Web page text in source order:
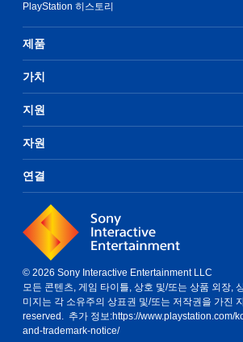
PlayStation 히스토리
제품
가치
지원
자원
연결
© 2026 Sony Interactive Entertainment LLC
모든 콘텐츠, 게임 타이틀, 상호 및/또는 상품 외장,
미지는 각 소유주의 상표권 및/또는 저작권을 가진
reserved. 추가 정보:https://www.playstation.com/
and-trademark-notice/